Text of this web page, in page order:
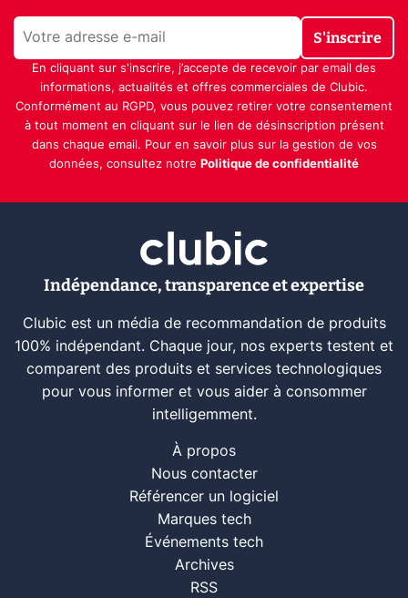
S'inscrire
En cliquant sur s'inscrire, j’accepte de recevoir par email des
informations, actualités et offres commerciales de Clubic.
Conformément au RGPD, vous pouvez retirer votre consentement
à tout moment en cliquant sur le lien de désinscription présent
dans chaque email. Pour en savoir plus sur la gestion de vos
données, consultez notre Politique de confidentialité
Indépendance, transparence et expertise
Clubic est un média de recommandation de produits
100% indépendant. Chaque jour, nos experts testent et
comparent des produits et services technologiques
pour vous informer et vous aider à consommer
intelligemment.
À propos
Nous contacter
Référencer un logiciel
Marques tech
Événements tech
Archives
RSS